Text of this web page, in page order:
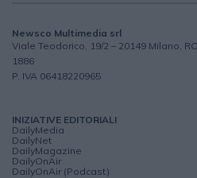
Newsco Multimedia srl
Viale Teodorico, 19/2 – 20149 Milano,
1886
P. IVA 06418220965
INIZIATIVE EDITORIALI
DailyMedia
DailyNet
DailyMagazine
DailyOnAir
DailyOnAir (Podcast)